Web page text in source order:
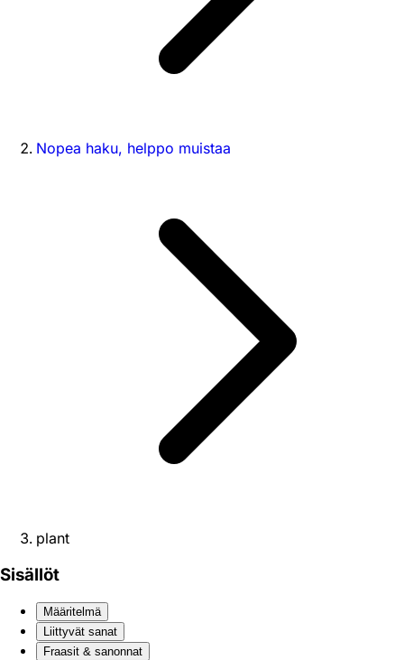
Nopea haku, helppo muistaa
plant
Sisällöt
Määritelmä
Liittyvät sanat
Fraasit & sanonnat